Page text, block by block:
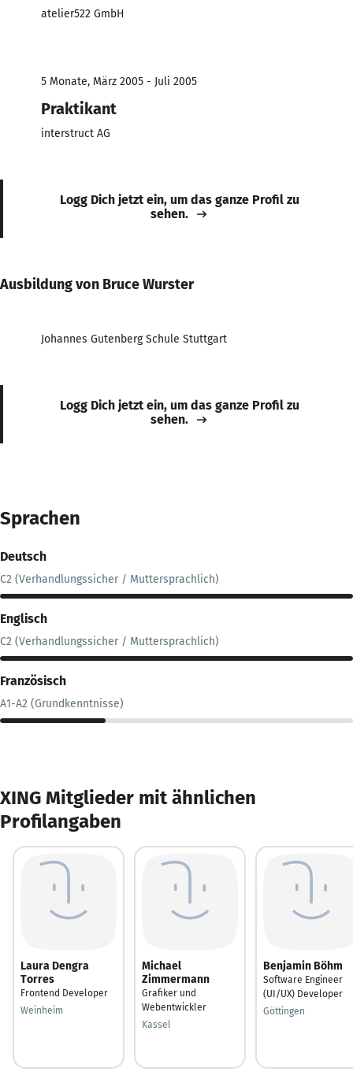
atelier522 GmbH
5 Monate, März 2005 - Juli 2005
Praktikant
interstruct AG
Logg Dich jetzt ein, um das ganze Profil zu
sehen.
Ausbildung von Bruce Wurster
Johannes Gutenberg Schule Stuttgart
Logg Dich jetzt ein, um das ganze Profil zu
sehen.
Sprachen
Deutsch
C2 (Verhandlungssicher / Muttersprachlich)
Englisch
C2 (Verhandlungssicher / Muttersprachlich)
Französisch
A1-A2 (Grundkenntnisse)
XING Mitglieder mit ähnlichen
Profilangaben
Laura Dengra
Torres
Frontend Developer
Weinheim
Michael
Zimmermann
Grafiker und
Webentwickler
Kassel
Benjamin Böhm
Software Engineer
(UI/UX) Developer
Göttingen